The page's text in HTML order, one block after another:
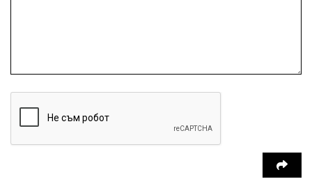
Дарение Политическа журналистика
Съпричастност Парламент Транспорт